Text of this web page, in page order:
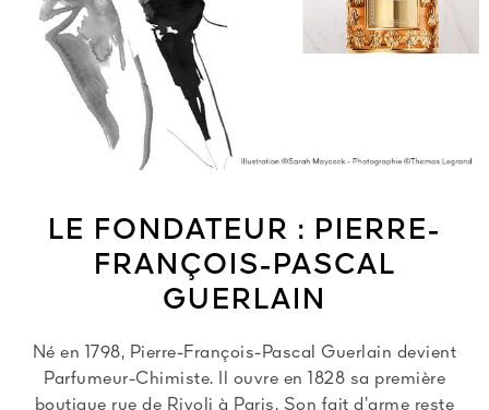
LE FONDATEUR : PIERRE-
FRANÇOIS-PASCAL
GUERLAIN
Né en 1798, Pierre-François-Pascal Guerlain devient
Parfumeur-Chimiste. Il ouvre en 1828 sa première
boutique rue de Rivoli à Paris. Son fait d’arme reste